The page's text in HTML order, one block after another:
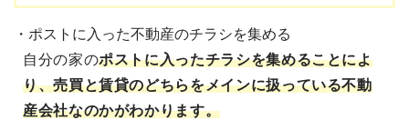
・ポストに入った不動産のチラシを集める
自分の家のポストに入ったチラシを集めることによ
り、売買と賃貸のどちらをメインに扱っている不動
産会社なのかがわかります。